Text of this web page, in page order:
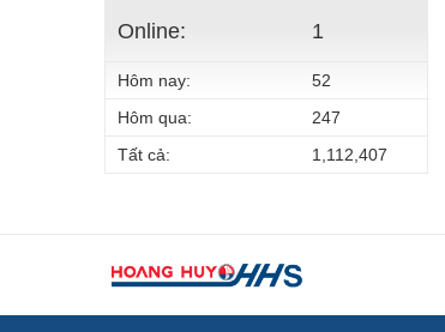
Online: 1
Hôm nay:
52
Hôm qua:
247
Tất cả:
1,112,407